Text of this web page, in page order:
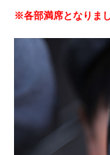
※各部満席となりま